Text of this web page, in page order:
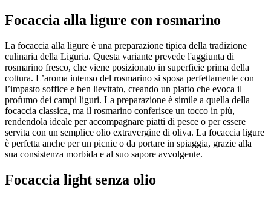
Focaccia alla ligure con rosmarino
La focaccia alla ligure è una preparazione tipica della tradizione
culinaria della Liguria. Questa variante prevede l'aggiunta di
rosmarino fresco, che viene posizionato in superficie prima della
cottura. L’aroma intenso del rosmarino si sposa perfettamente con
l’impasto soffice e ben lievitato, creando un piatto che evoca il
profumo dei campi liguri. La preparazione è simile a quella della
focaccia classica, ma il rosmarino conferisce un tocco in più,
rendendola ideale per accompagnare piatti di pesce o per essere
servita con un semplice olio extravergine di oliva. La focaccia ligure
è perfetta anche per un picnic o da portare in spiaggia, grazie alla
sua consistenza morbida e al suo sapore avvolgente.
Focaccia light senza olio